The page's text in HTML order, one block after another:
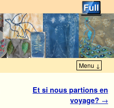
Menu ↓
Et si nous partions en
voyage? →